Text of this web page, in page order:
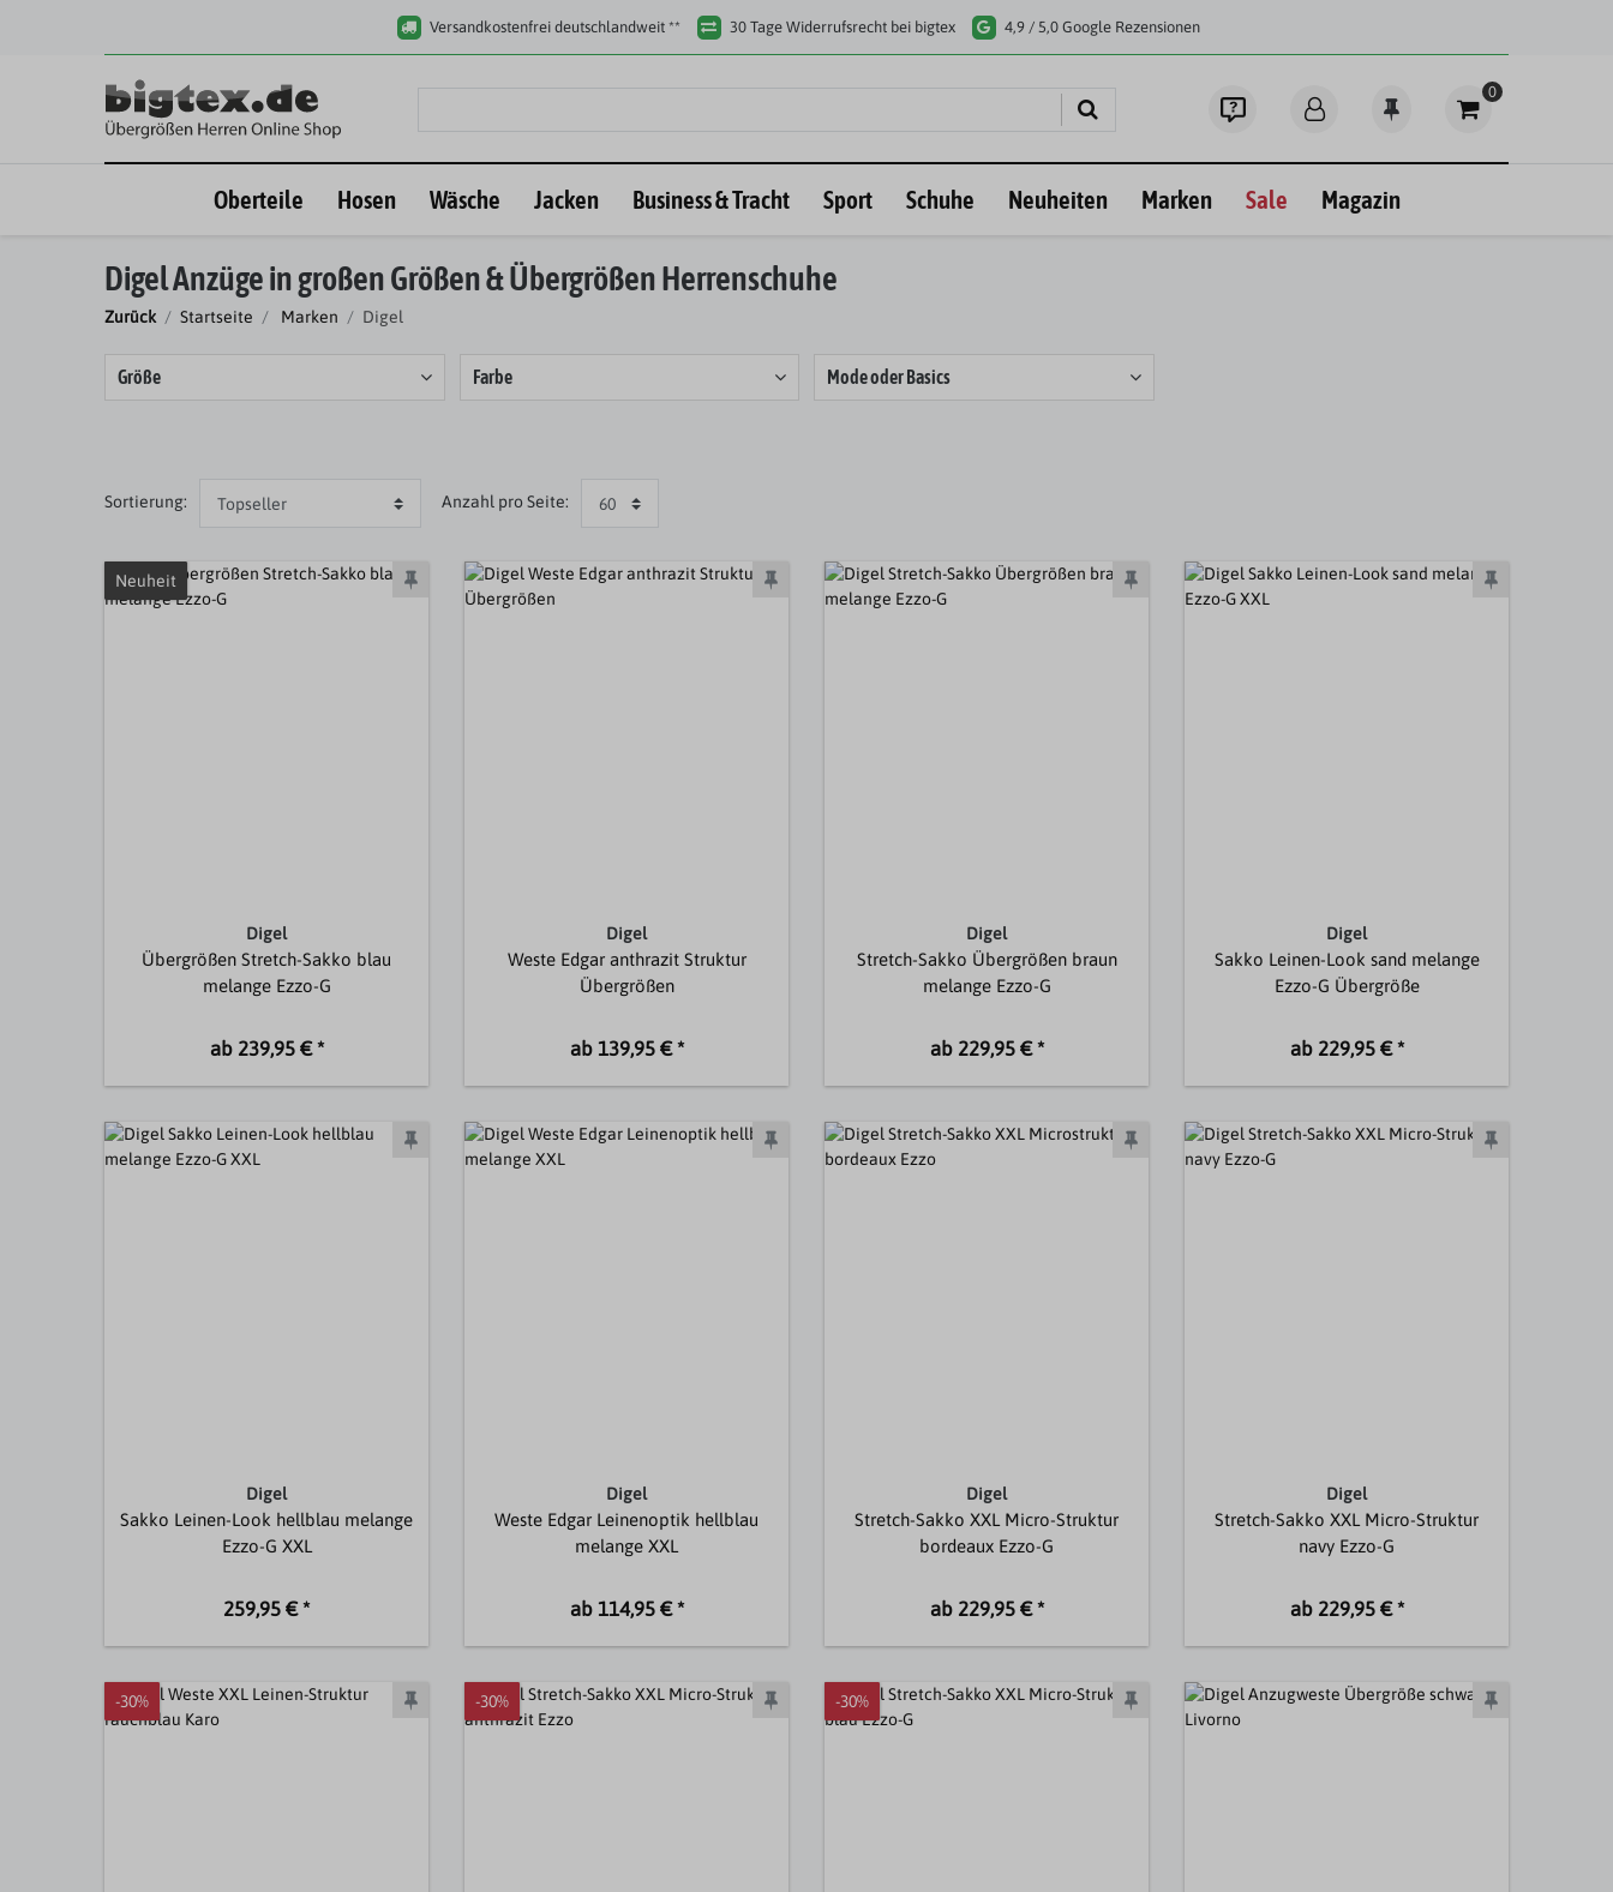
Versandkostenfrei deutschlandweit ** 30 Tage Widerrufsrecht bei bigtex 4,9 / 5,0 Google Rezensionen
0
Oberteile Hosen Wäsche Jacken Business & Tracht Sport Schuhe Neuheiten Marken Sale Magazin
Digel Anzüge in großen Größen & Übergrößen Herrenschuhe
Zurück Startseite Marken Digel
Größe Farbe Mode oder Basics
Sortierung: Anzahl pro Seite:
Neuheit
Digel
Übergrößen Stretch-Sakko blau
melange Ezzo-G
ab 239,95 € *
Digel
Weste Edgar anthrazit Struktur
Übergrößen
ab 139,95 € *
Digel
Stretch-Sakko Übergrößen braun
melange Ezzo-G
ab 229,95 € *
Digel
Sakko Leinen-Look sand melange
Ezzo-G Übergröße
ab 229,95 € *
Digel
Sakko Leinen-Look hellblau melange
Ezzo-G XXL
259,95 € *
Digel
Weste Edgar Leinenoptik hellblau
melange XXL
ab 114,95 € *
Digel
Stretch-Sakko XXL Micro-Struktur
bordeaux Ezzo-G
ab 229,95 € *
Digel
Stretch-Sakko XXL Micro-Struktur
navy Ezzo-G
ab 229,95 € *
-30% -30% -30%